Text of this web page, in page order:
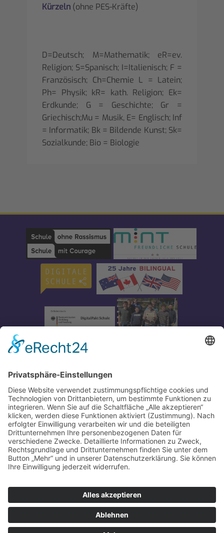
Kürzeln (ohne PES-Kräfte)
D=Deutsch; M=Mathematik; eR=ev.
Religion; S=Spanisch; I=Italienisch; F =
Französisch; Ch=Chemie L = Latein;
Ph= Physik; kR= kath. Religion; Ek=
Erdkunde; G = Geschichte; Gr =
Griechisch;Mu = Musik, E= Englisch; Inf
= Informatik; Bk = Bildende Kunst; Sk=
Sozialkunde; Bio = Biologie
Impressum-Datenschutz-Partner